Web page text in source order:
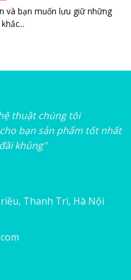
và bạn muốn lưu giữ những
thuật chúng tôi
bạn sản phẩm tốt nhất
khủng"
Thanh Trì, Hà Nội